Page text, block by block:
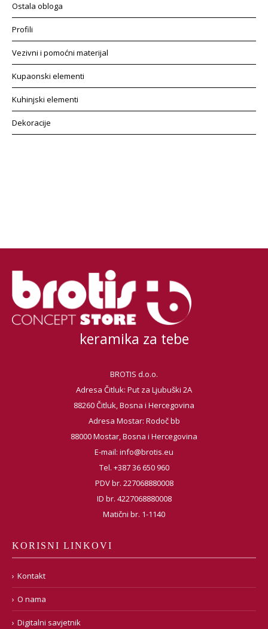
Ostala obloga
Profili
Vezivni i pomoćni materijal
Kupaonski elementi
Kuhinjski elementi
Dekoracije
keramika za tebe
BROTIS d.o.o.
Adresa Čitluk: Put za Ljubuški 2A
88260 Čitluk, Bosna i Hercegovina
Adresa Mostar: Rodoč bb
88000 Mostar, Bosna i Hercegovina
E-mail: info@brotis.eu
Tel. +387 36 650 960
PDV br. 227068880008
ID br. 4227068880008
Matični br. 1-1140
KORISNI LINKOVI
Kontakt
O nama
Digitalni savjetnik